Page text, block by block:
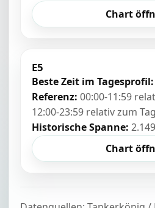
Chart
E5
Beste Zeit im Tagesprofil:
Referenz: 00:00-11:59
12:00-23:59 relativ zum
Historische Spanne:
Chart